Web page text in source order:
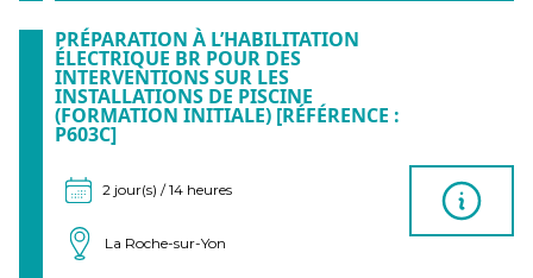
PRÉPARATION À L’HABILITATION
ÉLECTRIQUE BR POUR DES
INTERVENTIONS SUR LES
INSTALLATIONS DE PISCINE
(FORMATION INITIALE) [RÉFÉRENCE :
P603C]
2 jour(s) / 14 heures
La Roche-sur-Yon